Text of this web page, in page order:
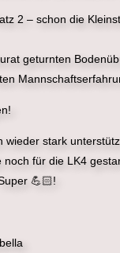
2 – schon die
geturnten
stark
für die LK4
💪🏻!